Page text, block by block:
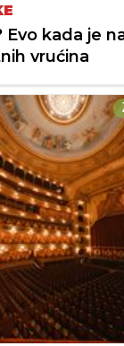
Evo kada je
vrućina